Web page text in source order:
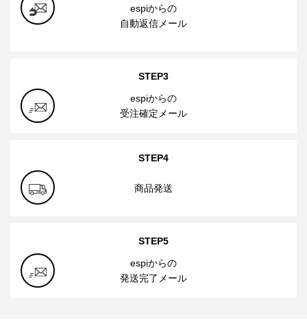
espiからの
自動返信メール
STEP3
espiからの
受注確定メール
STEP4
商品発送
STEP5
espiからの
発送完了メール